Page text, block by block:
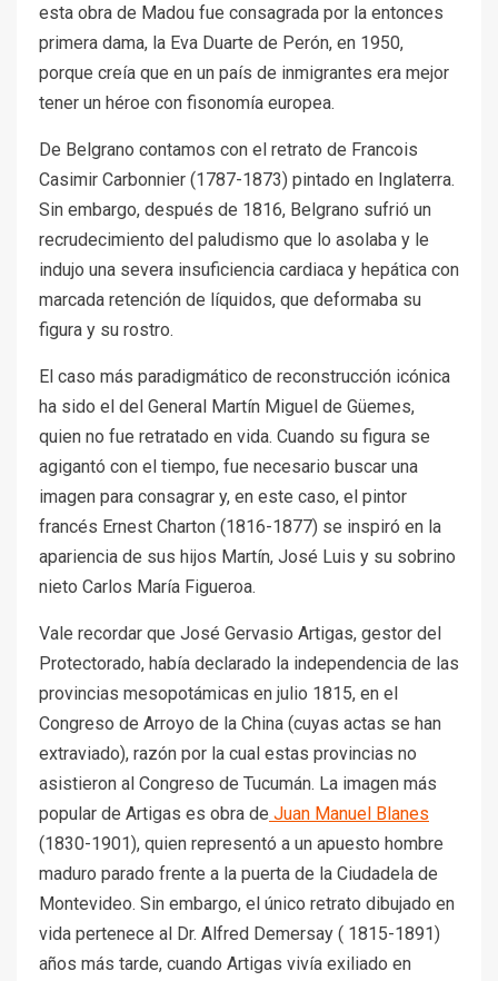
esta obra de Madou fue consagrada por la entonces
primera dama, la Eva Duarte de Perón, en 1950,
porque creía que en un país de inmigrantes era mejor
tener un héroe con fisonomía europea.
De Belgrano contamos con el retrato de Francois
Casimir Carbonnier (1787-1873) pintado en Inglaterra.
Sin embargo, después de 1816, Belgrano sufrió un
recrudecimiento del paludismo que lo asolaba y le
indujo una severa insuficiencia cardiaca y hepática con
marcada retención de líquidos, que deformaba su
figura y su rostro.
El caso más paradigmático de reconstrucción icónica
ha sido el del General Martín Miguel de Güemes,
quien no fue retratado en vida. Cuando su figura se
agigantó con el tiempo, fue necesario buscar una
imagen para consagrar y, en este caso, el pintor
francés Ernest Charton (1816-1877) se inspiró en la
apariencia de sus hijos Martín, José Luis y su sobrino
nieto Carlos María Figueroa.
Vale recordar que José Gervasio Artigas, gestor del
Protectorado, había declarado la independencia de las
provincias mesopotámicas en julio 1815, en el
Congreso de Arroyo de la China (cuyas actas se han
extraviado), razón por la cual estas provincias no
asistieron al Congreso de Tucumán. La imagen más
popular de Artigas es obra de Juan Manuel Blanes
(1830-1901), quien representó a un apuesto hombre
maduro parado frente a la puerta de la Ciudadela de
Montevideo. Sin embargo, el único retrato dibujado en
vida pertenece al Dr. Alfred Demersay ( 1815-1891)
años más tarde, cuando Artigas vivía exiliado en